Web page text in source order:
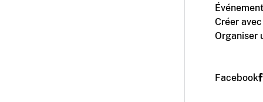
Créer
Organiser
Facebook